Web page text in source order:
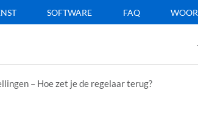
SOFTWARE FAQ
– Hoe zet je de regelaar terug?